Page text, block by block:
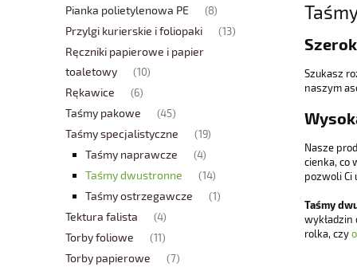
Pianka polietylenowa PE (8)
Przylgi kurierskie i foliopaki (13)
Ręczniki papierowe i papier
toaletowy
(10)
Rękawice (6)
Taśmy pakowe (45)
Taśmy specjalistyczne (19)
Taśmy naprawcze (4)
Taśmy dwustronne (14)
Taśmy ostrzegawcze (1)
Tektura falista (4)
Torby foliowe (11)
Torby papierowe (7)
Szukasz
naszym
Nasze
cienka, co
pozwoli Ci
Taśmy
wykładzin
rolka, czy